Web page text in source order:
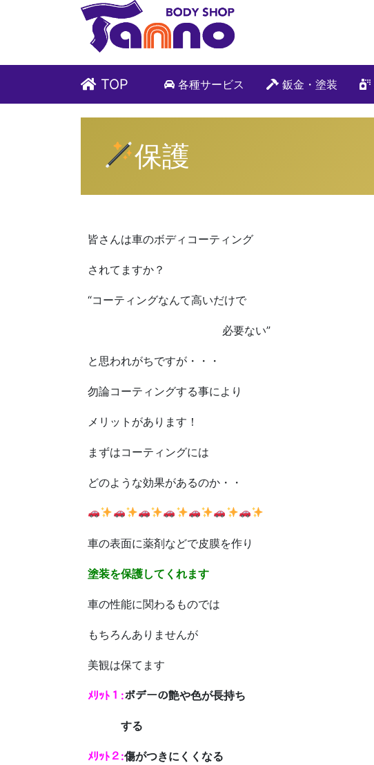
TOP 各種サービス 鈑金・塗装
保護
皆さんは車のボディコーティング
されてますか？
“コーティングなんて高いだけで
必要ない”
と思われがちですが・・・
勿論コーティングする事により
メリットがあります！
まずはコーティングには
どのような効果があるのか・・
車の表面に薬剤などで皮膜を作り
塗装を保護してくれます
車の性能に関わるものでは
もちろんありませんが
美観は保てます
ﾒﾘｯﾄ１:ボデーの艶や色が長持ち
する
ﾒﾘｯﾄ２:傷がつきにくくなる